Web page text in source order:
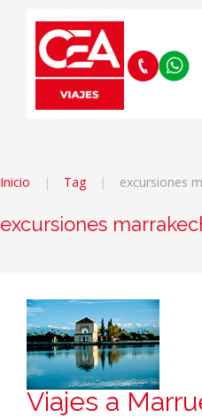
Inicio Tag excursiones
excursiones
Viajes a